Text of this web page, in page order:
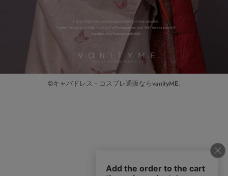
©キャバドレス・コスプレ通販ならvanityME.